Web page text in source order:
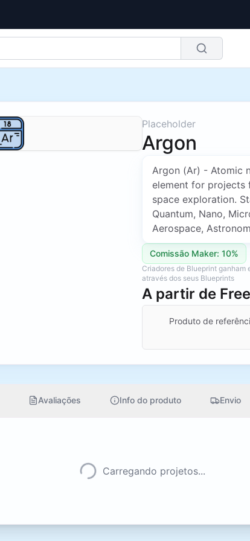
Placeholder
Argon
Argon (Ar) - Atomic
element for projects
space exploration.
Quantum, Nano,
Aerospace,
Comissão Maker: 10%
Criadores de Blueprint ganham
através dos seus Blueprints
A partir de Free
Produto de
Avaliações Info do produto Envio
Carregando projetos...